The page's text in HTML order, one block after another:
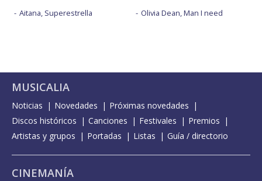
Aitana, Superestrella Olivia Dean, Man I need
MUSICALIA
Noticias Novedades
Próximas novedades
Discos históricos
Canciones Festivales
Premios
Artistas y grupos
Portadas Listas Guía / directorio
CINEMANÍA